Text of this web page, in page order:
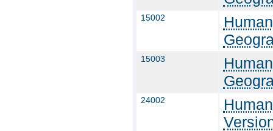
15002
15003
24002